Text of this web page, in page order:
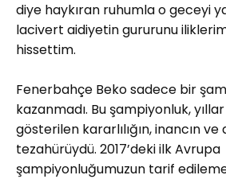
diye haykıran ruhumla o geceyi
lacivert aidiyetin gururunu
hissettim.
Fenerbahçe Beko sadece bir
kazanmadı. Bu şampiyonluk,
gösterilen kararlılığın, inancın
tezahürüydü. 2017’deki ilk Avrupa
şampiyonluğumuzun tarif